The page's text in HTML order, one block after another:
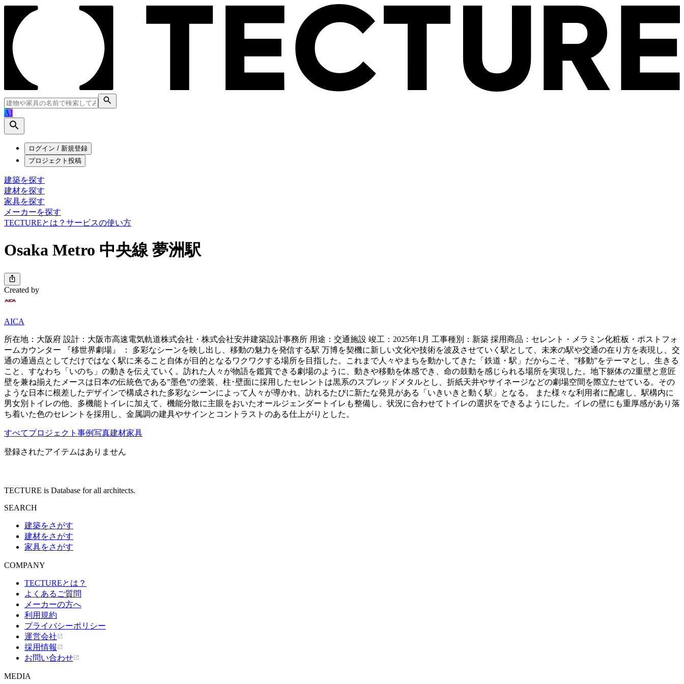
AI
ログイン / 新規登録
プロジェクト投稿
建築を探す
建材を探す
家具を探す
メーカーを探す
TECTUREとは？ サービスの使い方
Osaka Metro 中央線 夢洲駅
Created by
AICA
所在地：大阪府 設計：大阪市高速電気軌道株式会社・株式会社安井建築設計事務所 用途：交通施設 竣工：2025年1月 工事種別：新築 採用商品：セレント・メラミン化粧板・ポストフォ
ームカウンター 『移世界劇場』 ： 多彩なシーンを映し出し、移動の魅力を発信する駅 万博を契機に新しい文化や技術を波及させていく駅として、未来の駅や交通の在り方を表現し、交
通の通過点としてだけではなく駅に来ること自体が目的となるワクワクする場所を目指した。これまで人々やまちを動かしてきた「鉄道・駅」だからこそ、”移動”をテーマとし、生きる
こと、すなわち「いのち」の動きを伝えていく。訪れた人々が物語を鑑賞できる劇場のように、動きや移動を体感でき、命の鼓動を感じられる場所を実現した。地下躯体の2重壁と意匠
壁を兼ね揃えたメースは日本の伝統色である”墨色”の塗装、柱･壁面に採用したセレントは黒系のスプレッドメタルとし、折紙天井やサイネージなどの劇場空間を際立たせている。その
ような日本に根差したデザインで構成された多彩なシーンによって人々が導かれ、訪れるたびに新たな発見がある「いきいきと動く駅」となる。 また様々な利用者に配慮し、駅構内に
男女別トイレの他、多機能トイレに加えて、機能分散に主眼をおいたオールジェンダートイレも整備し、状況に合わせてトイレの選択をできるようにした。イレの壁にも重厚感があり落
ち着いた色のセレントを採用し、金属調の建具やサインとコントラストのある仕上がりとした。
すべてプロジェクト 事例写真建材家具
登録されたアイテムはありません
TECTURE is Database for all architects.
SEARCH
建築をさがす
建材をさがす
家具をさがす
COMPANY
TECTUREとは？
よくあるご質問
メーカーの方へ
利用規約
プライバシーポリシー
運営会社
採用情報
お問い合わせ
MEDIA